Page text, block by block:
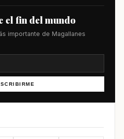
el fin del mundo
importante de Magallanes